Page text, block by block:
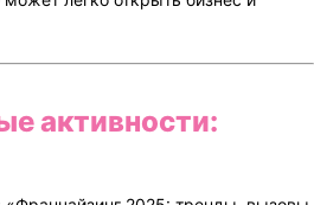
активности: